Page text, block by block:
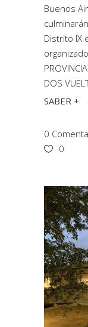
Buenos
Distrito IX
DOS
SABER +
0
0